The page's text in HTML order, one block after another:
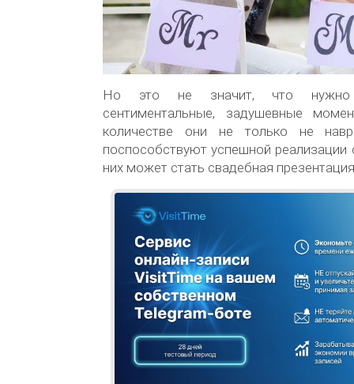
Но это не значит, что нужно
сентиментальные, задушевные
количестве они не только не
поспособствуют успешной реализации
них может стать свадебная